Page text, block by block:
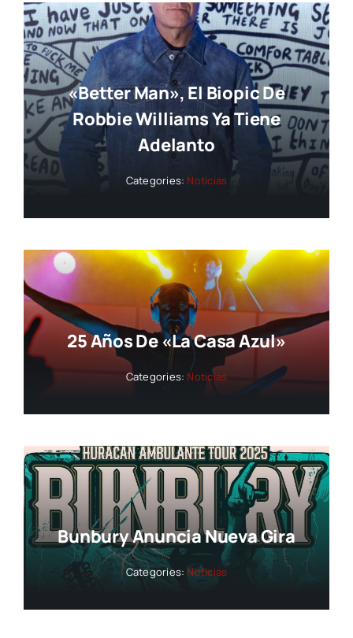
«Better Man», El Biopic De
Robbie Williams Ya Tiene
Adelanto
Categories: Noticias
25 Años De «La Casa Azul»
Categories: Noticias
Bunbury Anuncia Nueva Gira
Categories: Noticias